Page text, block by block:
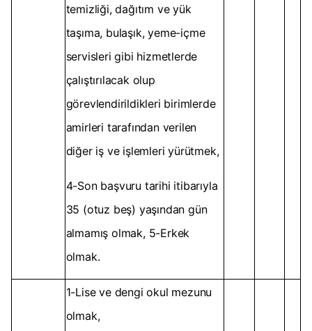
temizliği, dağıtım ve yük
taşıma, bulaşık, yeme-içme
servisleri gibi hizmetlerde
çalıştırılacak olup
görevlendirildikleri birimlerde
amirleri tarafından verilen
diğer iş ve işlemleri yürütmek,
4-Son başvuru tarihi itibarıyla
35 (otuz beş) yaşından gün
almamış olmak, 5-Erkek
olmak.
1-Lise ve dengi okul mezunu
olmak,